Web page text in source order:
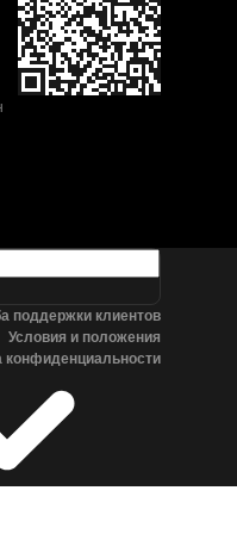
поддержки клиентов
Условия и положения
конфиденциальности